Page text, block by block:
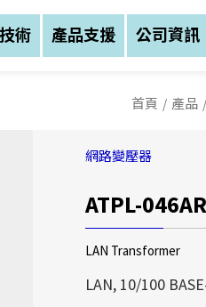
公司資訊
亞元科技(股)公司創
務範圍涵蓋：磁性元
技術 產品支援
公司資訊
亞元科技(股)公司創
務範圍涵蓋：磁性元
公司資訊
首頁 / 產品 /
網路變壓器
ATPL-046AR
LAN Transformer
LAN, 10/100